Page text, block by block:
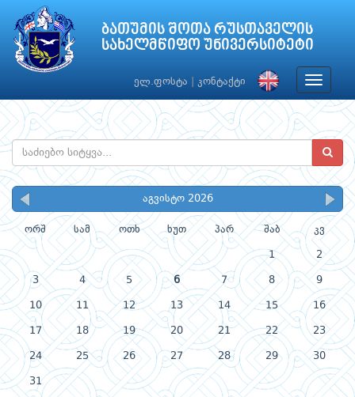
ბათუმის შოთა რუსთაველის
სახელმწიფო უნივერსიტეტი
ელ.ფოსტა კონტაქტი
Toggle
აგვისტო 2026
ორშ სამ ოთხ ხუთ პარ შაბ კვ
1 2
3 4 5 6 7 8 9
10 11 12 13 14 15 16
17 18 19 20 21 22 23
24 25 26 27 28 29 30
31